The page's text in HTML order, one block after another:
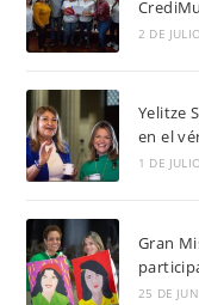
2 DE
Yelitze
en el
1 DE
Gran
25 DE